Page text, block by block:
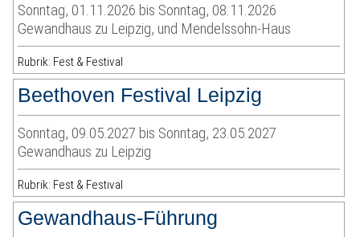
Sonntag, 01.11.2026 bis Sonntag, 08.11.2026
Gewandhaus zu Leipzig, und Mendelssohn-Haus
Rubrik: Fest & Festival
Beethoven Festival Leipzig
Sonntag, 09.05.2027 bis Sonntag, 23.05.2027
Gewandhaus zu Leipzig
Rubrik: Fest & Festival
Gewandhaus-Führung